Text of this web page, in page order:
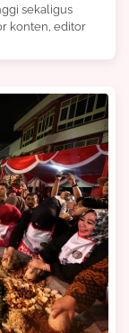
sekaligus
konten, editor